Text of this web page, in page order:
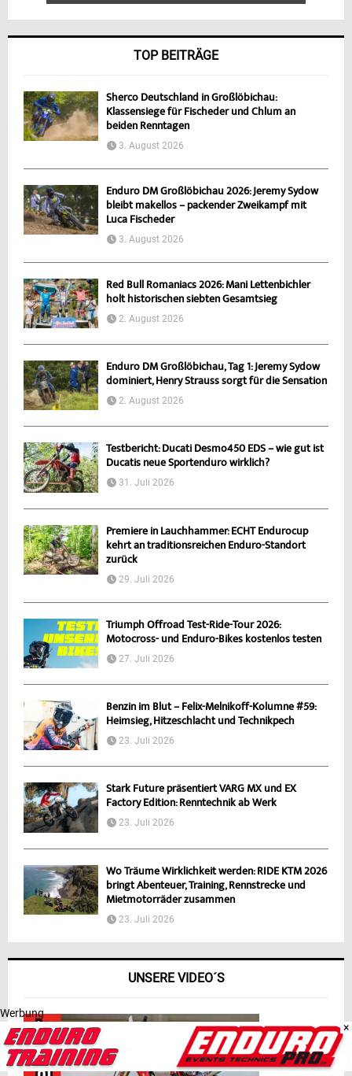
TOP BEITRÄGE
Sherco Deutschland in Großlöbichau:
Klassensiege für Fischeder und Chlum an
beiden Renntagen
3. August 2026
Enduro DM Großlöbichau 2026: Jeremy Sydow
bleibt makellos – packender Zweikampf mit
Luca Fischeder
3. August 2026
Red Bull Romaniacs 2026: Mani Lettenbichler
holt historischen siebten Gesamtsieg
2. August 2026
Enduro DM Großlöbichau, Tag 1: Jeremy Sydow
dominiert, Henry Strauss sorgt für die Sensation
2. August 2026
Testbericht: Ducati Desmo450 EDS – wie gut ist
Ducatis neue Sportenduro wirklich?
31. Juli 2026
Premiere in Lauchhammer: ECHT Endurocup
kehrt an traditionsreichen Enduro-Standort
zurück
29. Juli 2026
Triumph Offroad Test-Ride-Tour 2026:
Motocross- und Enduro-Bikes kostenlos testen
27. Juli 2026
Benzin im Blut – Felix-Melnikoff-Kolumne #59:
Heimsieg, Hitzeschlacht und Technikpech
23. Juli 2026
Stark Future präsentiert VARG MX und EX
Factory Edition: Renntechnik ab Werk
23. Juli 2026
Wo Träume Wirklichkeit werden: RIDE KTM 2026
bringt Abenteuer, Training, Rennstrecke und
Mietmotorräder zusammen
23. Juli 2026
UNSERE VIDEO´S
Werbung
×